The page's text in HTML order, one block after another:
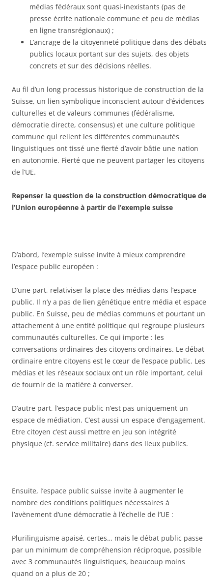
médias fédéraux sont quasi-inexistants (pas de
presse écrite nationale commune et peu de médias
en ligne transrégionaux) ;
L’ancrage de la citoyenneté politique dans des débats
publics locaux portant sur des sujets, des objets
concrets et sur des décisions réelles.
Au fil d’un long processus historique de construction de la
Suisse, un lien symbolique inconscient autour d’évidences
culturelles et de valeurs communes (fédéralisme,
démocratie directe, consensus) et une culture politique
commune qui relient les différentes communautés
linguistiques ont tissé une fierté d’avoir bâtie une nation
en autonomie. Fierté que ne peuvent partager les citoyens
de l’UE.
Repenser la question de la construction démocratique de
l’Union européenne à partir de l’exemple suisse
D’abord, l’exemple suisse invite à mieux comprendre
l’espace public européen :
D’une part, relativiser la place des médias dans l’espace
public. Il n’y a pas de lien génétique entre média et espace
public. En Suisse, peu de médias communs et pourtant un
attachement à une entité politique qui regroupe plusieurs
communautés culturelles. Ce qui importe : les
conversations ordinaires des citoyens ordinaires. Le débat
ordinaire entre citoyens est le cœur de l’espace public. Les
médias et les réseaux sociaux ont un rôle important, celui
de fournir de la matière à converser.
D’autre part, l’espace public n’est pas uniquement un
espace de médiation. C’est aussi un espace d’engagement.
Etre citoyen c’est aussi mettre en jeu son intégrité
physique (cf. service militaire) dans des lieux publics.
Ensuite, l’espace public suisse invite à augmenter le
nombre des conditions politiques nécessaires à
l’avènement d’une démocratie à l’échelle de l’UE :
Plurilinguisme apaisé, certes… mais le débat public passe
par un minimum de compréhension réciproque, possible
avec 3 communautés linguistiques, beaucoup moins
quand on a plus de 20 ;